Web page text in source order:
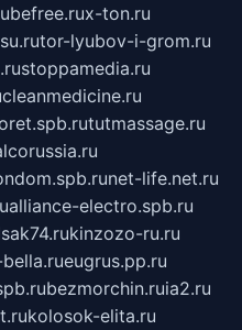
x-ton.ru
tor-lyubov-i-grom.ru
stoppamedia.ru
cleanmedicine.ru
tutmassage.ru
net-life.net.ru
alliance-electro.spb.ru
kinzozo-ru.ru
eugrus.pp.ru
bezmorchin.ruia2.ru
kolosok-elita.ru